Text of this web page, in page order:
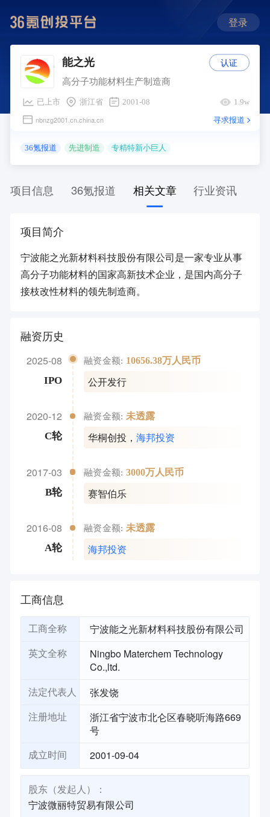
登录
能之光
高分子功能材料生产制造商
已上市 浙江省 2001-08 1.9w
nbnzg2001.cn.china.cn 寻求报道
36氪报道 先进制造 专精特新小巨人
认证
项目信息 36氪报道 相关文章 行业资讯
项目简介
宁波能之光新材料科技股份有限公司是一家专业从事
高分子功能材料的国家高新技术企业，是国内高分子
接枝改性材料的领先制造商。
融资历史
2025-08
IPO
融资金额: 10656.38万人民币
公开发行
2020-12
C轮
融资金额: 未透露
华桐创投 ，海邦投资
2017-03
B轮
融资金额: 3000万人民币
赛智伯乐
2016-08
A轮
融资金额: 未透露
海邦投资
工商信息
工商全称 宁波能之光新材料科技股份有限公司
英文全称
Ningbo Materchem Technology
Co.,ltd.
法定代表人 张发饶
注册地址
浙江省宁波市北仑区春晓听海路669
号
成立时间 2001-09-04
股东（发起人）：
宁波微丽特贸易有限公司